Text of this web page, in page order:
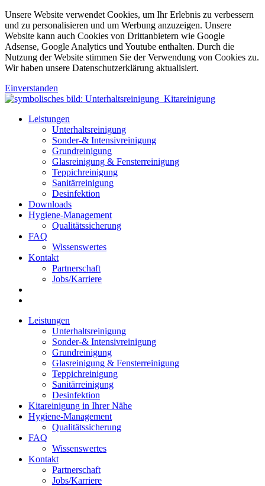
Unsere Website verwendet Cookies, um Ihr Erlebnis zu verbessern
und zu personalisieren und um Werbung anzuzeigen. Unsere
Website kann auch Cookies von Drittanbietern wie Google
Adsense, Google Analytics und Youtube enthalten. Durch die
Nutzung der Website stimmen Sie der Verwendung von Cookies zu.
Wir haben unsere Datenschutzerklärung aktualisiert.
Einverstanden
Leistungen
Unterhaltsreinigung
Sonder-& Intensivreinigung
Grundreinigung
Glasreinigung & Fensterreinigung
Teppichreinigung
Sanitärreinigung
Desinfektion
Downloads
Hygiene-Management
Qualitätssicherung
FAQ
Wissenswertes
Kontakt
Partnerschaft
Jobs/Karriere
Leistungen
Unterhaltsreinigung
Sonder-& Intensivreinigung
Grundreinigung
Glasreinigung & Fensterreinigung
Teppichreinigung
Sanitärreinigung
Desinfektion
Kitareinigung in Ihrer Nähe
Hygiene-Management
Qualitätssicherung
FAQ
Wissenswertes
Kontakt
Partnerschaft
Jobs/Karriere